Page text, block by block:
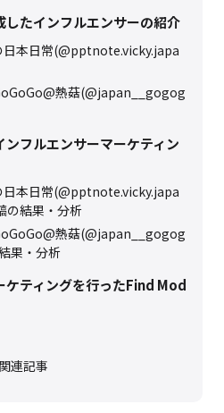
したインフルエンサーの紹介
日本日常(@pptnote.vicky.japa
熱菇(@japan__gogog
フルエンサーマーケティン
日本日常(@pptnote.vicky.japa
の結果・分析
熱菇(@japan__gogog
果・分析
ケティングを行ったFind Mod
連記事